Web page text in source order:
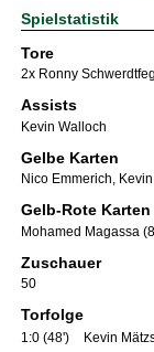
Spielstatistik
Tore
2x Ronny
Assists
Kevin Walloch
Gelbe Karten
Nico Emmerich,
Gelb-Rote Karten
Mohamed Magassa
Zuschauer
50
Torfolge
1:0 (48')
Kevin